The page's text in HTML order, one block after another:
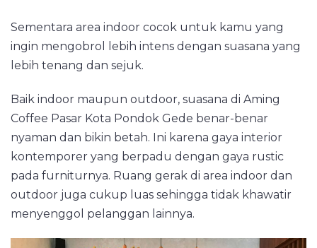
Sementara area indoor cocok untuk kamu yang
ingin mengobrol lebih intens dengan suasana yang
lebih tenang dan sejuk.
Baik indoor maupun outdoor, suasana di Aming
Coffee Pasar Kota Pondok Gede benar-benar
nyaman dan bikin betah. Ini karena gaya interior
kontemporer yang berpadu dengan gaya rustic
pada furniturnya. Ruang gerak di area indoor dan
outdoor juga cukup luas sehingga tidak khawatir
menyenggol pelanggan lainnya.